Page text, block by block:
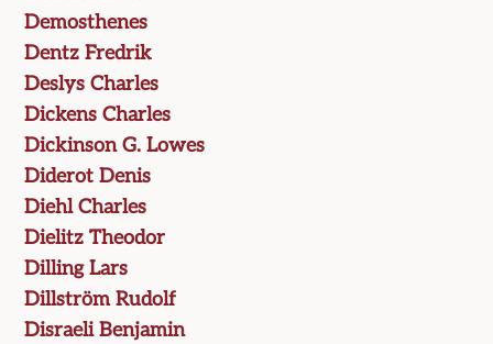
Demosthenes
Dentz Fredrik
Deslys Charles
Dickens Charles
Dickinson G. Lowes
Diderot Denis
Diehl Charles
Dielitz Theodor
Dilling Lars
Dillström Rudolf
Disraeli Benjamin